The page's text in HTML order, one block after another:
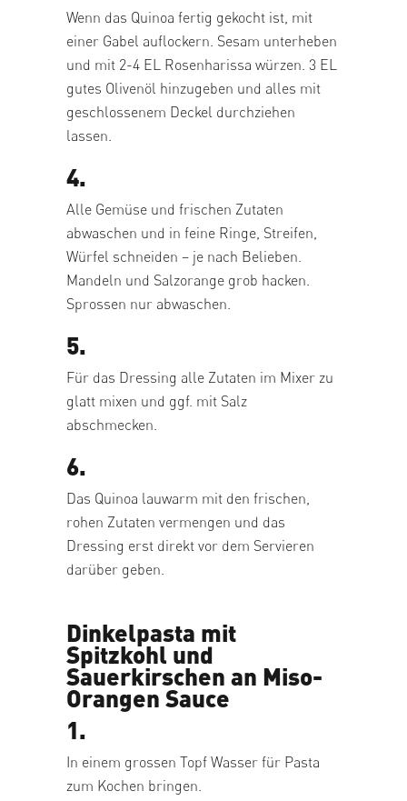
Wenn das Quinoa fertig gekocht ist, mit
einer Gabel auflockern. Sesam unterheben
und mit 2-4 EL Rosenharissa würzen. 3 EL
gutes Olivenöl hinzugeben und alles mit
geschlossenem Deckel durchziehen
lassen.
4.
Alle Gemüse und frischen Zutaten
abwaschen und in feine Ringe, Streifen,
Würfel schneiden – je nach Belieben.
Mandeln und Salzorange grob hacken.
Sprossen nur abwaschen.
5.
Für das Dressing alle Zutaten im Mixer zu
glatt mixen und ggf. mit Salz
abschmecken.
6.
Das Quinoa lauwarm mit den frischen,
rohen Zutaten vermengen und das
Dressing erst direkt vor dem Servieren
darüber geben.
Dinkelpasta mit
Spitzkohl und
Sauerkirschen an Miso-
Orangen Sauce
1.
In einem grossen Topf Wasser für Pasta
zum Kochen bringen.